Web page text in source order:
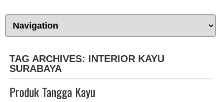
TAG ARCHIVES: INTERIOR KAYU
SURABAYA
Produk Tangga Kayu